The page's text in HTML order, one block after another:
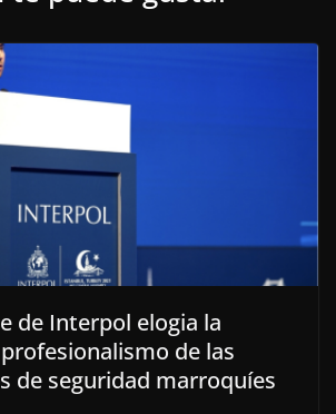
de Interpol elogia la
de las
de seguridad marroquíes